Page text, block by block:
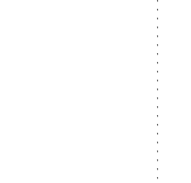
,
,
,
,
,
,
,
,
,
,
,
,
,
,
,
,
,
,
,
,